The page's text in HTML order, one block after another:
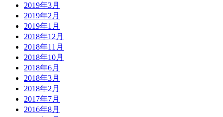
2019年3月
2019年2月
2019年1月
2018年12月
2018年11月
2018年10月
2018年6月
2018年3月
2018年2月
2017年7月
2016年8月